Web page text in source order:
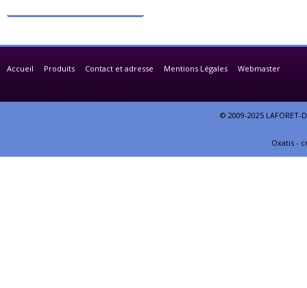
Accueil Produits Contact et adresse Mentions Légales Webmaster
© 2009-2025 LAFORET-
Oxatis -